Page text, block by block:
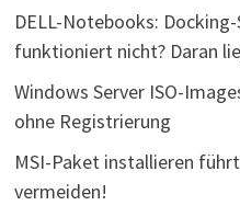
DELL-Notebooks:
funktioniert nicht? Daran
Windows Server ISO-
ohne Registrierung
MSI-Paket installieren
vermeiden!